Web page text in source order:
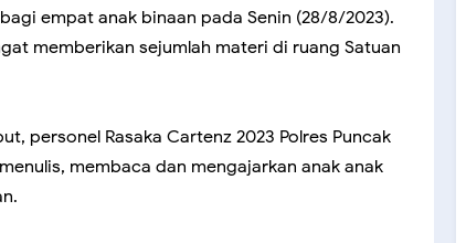
empat anak binaan pada Senin (28/8/2023).
memberikan sejumlah materi di ruang Satuan
personel Rasaka Cartenz 2023 Polres Puncak
membaca dan mengajarkan anak anak